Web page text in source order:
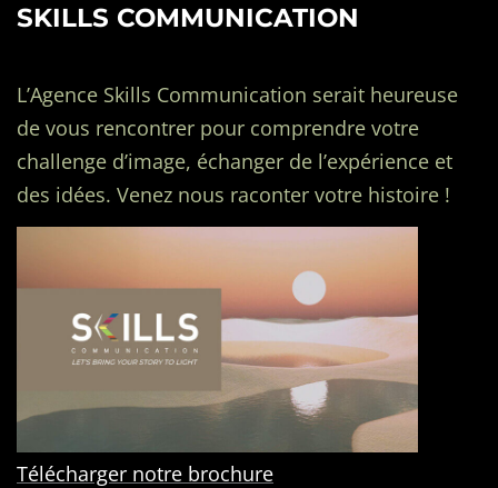
SKILLS COMMUNICATION
L’Agence Skills Communication serait heureuse
de vous rencontrer pour comprendre votre
challenge d’image, échanger de l’expérience et
des idées. Venez nous raconter votre histoire !
Télécharger notre brochure